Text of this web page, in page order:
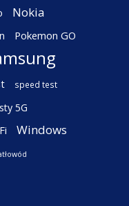
Nokia
Pokemon GO
speed test
5G
Windows